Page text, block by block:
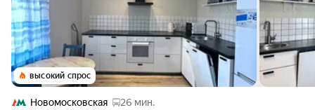
высокий спрос
Новомосковская
26 мин.